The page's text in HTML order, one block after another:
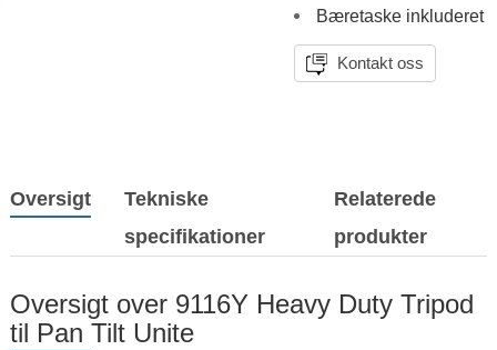
Bæretaske inkluderet
Kontakt oss
Oversigt
Tekniske
specifikationer
Relaterede
produkter
Oversigt over 9116Y Heavy Duty Tripod
til Pan Tilt Unite